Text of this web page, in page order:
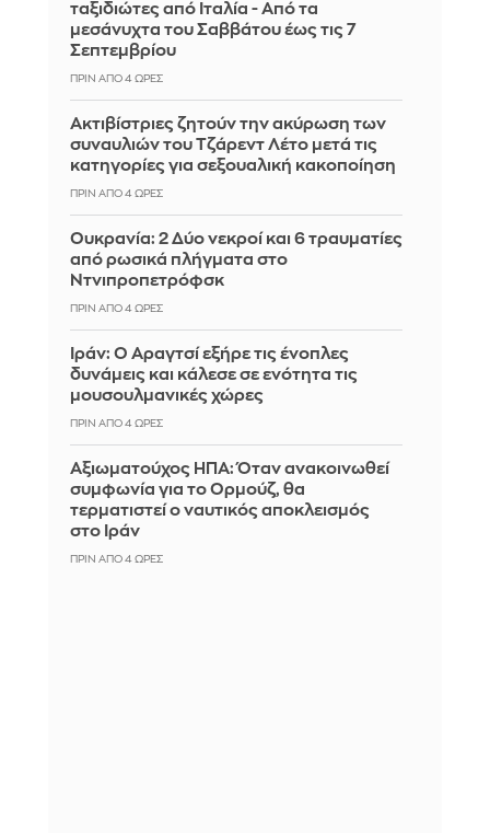
ταξιδιώτες από Ιταλία - Από τα
μεσάνυχτα του Σαββάτου έως τις 7
Σεπτεμβρίου
ΠΡΙΝ ΑΠΌ 4 ΏΡΕΣ
Ακτιβίστριες ζητούν την ακύρωση των
συναυλιών του Τζάρεντ Λέτο μετά τις
κατηγορίες για σεξουαλική κακοποίηση
ΠΡΙΝ ΑΠΌ 4 ΏΡΕΣ
Ουκρανία: 2 Δύο νεκροί και 6 τραυματίες
από ρωσικά πλήγματα στο
Ντνιπροπετρόφσκ
ΠΡΙΝ ΑΠΌ 4 ΏΡΕΣ
Ιράν: Ο Αραγτσί εξήρε τις ένοπλες
δυνάμεις και κάλεσε σε ενότητα τις
μουσουλμανικές χώρες
ΠΡΙΝ ΑΠΌ 4 ΏΡΕΣ
Αξιωματούχος ΗΠΑ: Όταν ανακοινωθεί
συμφωνία για το Ορμούζ, θα
τερματιστεί ο ναυτικός αποκλεισμός
στο Ιράν
ΠΡΙΝ ΑΠΌ 4 ΏΡΕΣ